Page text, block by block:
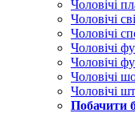
Чоловічі
Чоловічі
Чоловічі
Чоловічі
Чоловічі
Чоловічі
Чоловічі
Побачити